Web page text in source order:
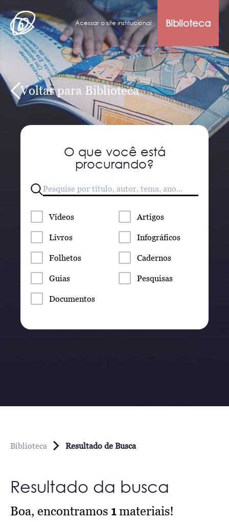
Acessar o site institucional Biblioteca
Voltar para Biblioteca
O que você está
procurando?
Vídeos Artigos
Livros Infográficos
Folhetos Cadernos
Guias Pesquisas
Documentos
Biblioteca Resultado de Busca
Resultado da busca
Boa, encontramos 1materiais!